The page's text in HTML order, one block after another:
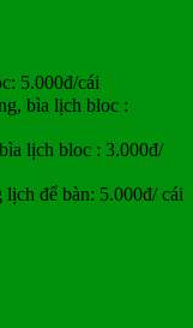
5.000đ/cái
bìa lịch bloc :
lịch bloc : 3.000đ/
để bàn: 5.000đ/ cái